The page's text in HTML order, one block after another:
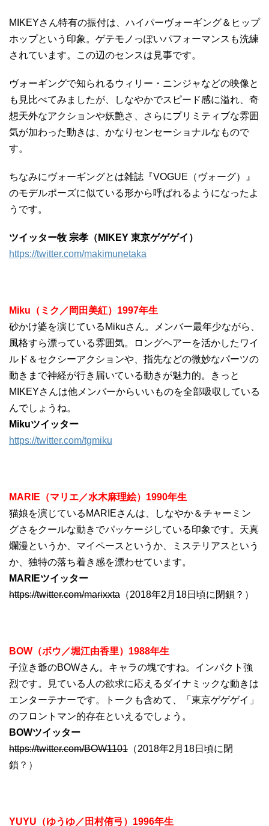
MIKEYさん特有の振付は、ハイパーヴォーギング＆ヒップ
ホップという印象。ゲテモノっぽいパフォーマンスも洗練
されています。この辺のセンスは見事です。
ヴォーギングで知られるウィリー・ニンジャなどの映像と
も見比べてみましたが、しなやかでスピード感に溢れ、奇
想天外なアクションや妖艶さ、さらにプリミティブな雰囲
気が加わった動きは、かなりセンセーショナルなもので
す。
ちなみにヴォーギングとは雑誌『VOGUE（ヴォーグ）』
のモデルポーズに似ている形から呼ばれるようになったよ
うです。
ツイッター牧 宗孝（MIKEY 東京ゲゲゲイ）
https://twitter.com/makimunetaka
Miku（ミク／岡田美紅）1997年生
砂かけ婆を演じているMikuさん。メンバー最年少ながら、
風格すら漂っている雰囲気。ロングヘアーを活かしたワイ
ルド＆セクシーアクションや、指先などの微妙なパーツの
動きまで神経が行き届いている動きが魅力的。きっと
MIKEYさんは他メンバーからいいものを全部吸収している
んでしょうね。
Mikuツイッター
https://twitter.com/tgmiku
MARIE（マリエ／水木麻理絵）1990年生
猫娘を演じているMARIEさんは、しなやか＆チャーミン
グさをクールな動きでパッケージしている印象です。天真
爛漫というか、マイペースというか、ミステリアスという
か、独特の落ち着き感を漂わせています。
MARIEツイッター
https://twitter.com/marixxta （2018年2月18日頃に閉鎖？）
BOW（ボウ／堀江由香里）1988年生
子泣き爺のBOWさん。キャラの塊ですね。インパクト強
烈です。見ている人の欲求に応えるダイナミックな動きは
エンターテナーです。トークも含めて、「東京ゲゲゲイ」
のフロントマン的存在といえるでしょう。
BOWツイッター
https://twitter.com/BOW1101 （2018年2月18日頃に閉
鎖？）
YUYU（ゆうゆ／ 田村侑弓 ）1996年生